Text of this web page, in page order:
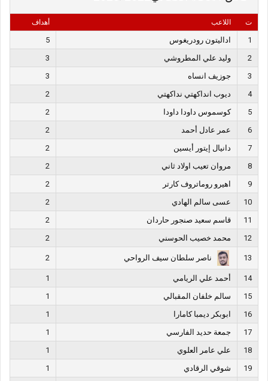
ت اللاعب أهداف
1 اداليتون رودريغوس
5
2
وليد علي المطروشي
3
3
جوزيف انساه
3
4
ديوب انداكهتي نداكهتي
2
5
كوسموس داودا داودا
2
6
عمر عادل أحمد
2
7
دانيال إيتور أيسين
2
8
مروان تعيب اولاد ثاني
2
9
اهيرو روماتروف كارتر
2
10
عسى سالم الهادي
2
11
قاسم سعيد صنجور حاردان
2
12
محمد خصيب الحوسني 2
13 ناصر سلطان سيف الرواحي 2
14 أحمد علي الريامي
1
15
سالم خلفان المقبالي
1
16
ابوبكر ديمبا كامارا
1
17
جمعة حديد الفارسي
1
18
علي عامر العلوي
1
19
شوقي الرقادي
1